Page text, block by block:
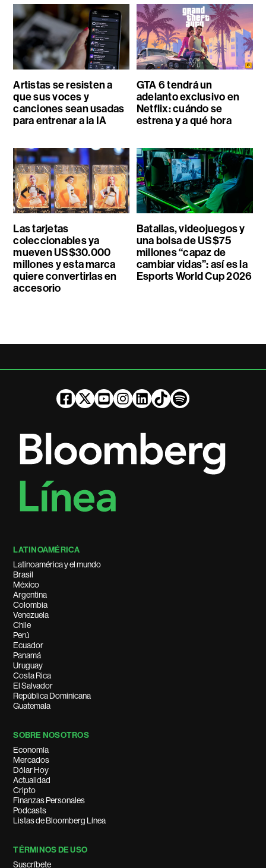
Artistas se resisten a
que sus voces y
canciones sean usadas
para entrenar a la IA
GTA 6 tendrá un
adelanto exclusivo en
Netflix: cuándo se
estrena y a qué hora
Las tarjetas
coleccionables ya
mueven US$30.000
millones y esta marca
quiere convertirlas en
accesorio
Batallas, videojuegos y
una bolsa de US$75
millones “capaz de
cambiar vidas”: así es la
Esports World Cup 2026
LATINOAMÉRICA
Latinoamérica y el mundo
Brasil
México
Argentina
Colombia
Venezuela
Chile
Perú
Ecuador
Panamá
Uruguay
Costa Rica
El Salvador
República Dominicana
Guatemala
SOBRE NOSOTROS
Economía
Mercados
Dólar Hoy
Actualidad
Cripto
Finanzas Personales
Podcasts
Listas de Bloomberg Línea
TÉRMINOS DE USO
Suscríbete